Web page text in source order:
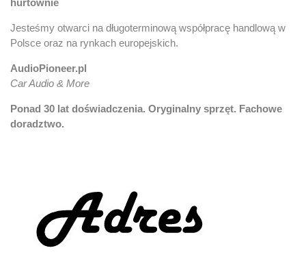
hurtownie
Jesteśmy otwarci na długoterminową współpracę handlową w
Polsce oraz na rynkach europejskich.
AudioPioneer.pl
Car Audio & More
Ponad 30 lat doświadczenia. Oryginalny sprzęt. Fachowe
doradztwo.